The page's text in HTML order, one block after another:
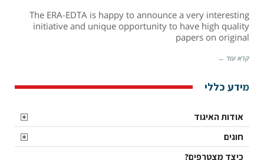
ERA-
EDTA
The ERA-EDTA is happy to announce a very interesting
initiative and unique opportunity to have high quality
papers on original
קרא עוד ←
מידע כללי
אודות האיגוד
חוגים
כיצד מצטרפים?